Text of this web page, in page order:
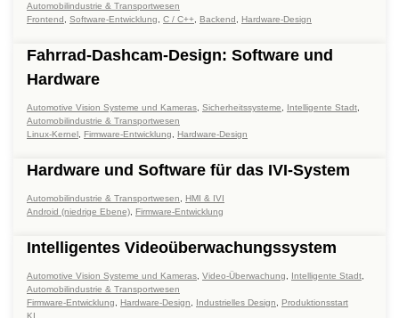
Automobilindustrie & Transportwesen
Frontend
Software-Entwicklung C / C++ Backend Hardware-Design
Fahrrad-Dashcam-Design: Software und
Hardware
Automotive Vision Systeme und Kameras Sicherheitssysteme Intelligente Stadt
Automobilindustrie & Transportwesen
Linux-Kernel
Firmware-Entwicklung Hardware-Design
Hardware und Software für das IVI-System
Automobilindustrie & Transportwesen
HMI & IVI
Android (niedrige Ebene)
Firmware-Entwicklung
Intelligentes Videoüberwachungssystem
Automotive Vision Systeme und Kameras Video-Überwachung Intelligente Stadt
Automobilindustrie & Transportwesen
Firmware-Entwicklung
Hardware-Design Industrielles Design
Produktionsstart
KI